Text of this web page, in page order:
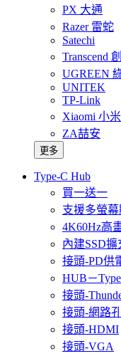
PX 大通
Razer 雷蛇
Satechi
Transcend
UGREEN
UNITEK
TP-Link
Xiaomi 小米
ZA喆安
更多
Type-C Hub
買一送一
支援多螢幕
4K60Hz高
內建SSD擴
接頭-PD供
HUB－
接頭-
接頭-網路
接頭-HDMI
接頭-VGA